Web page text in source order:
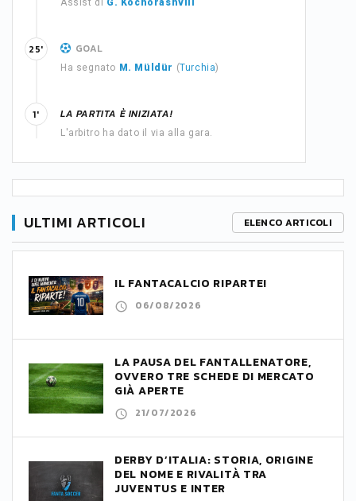
Assist di G. Kochorashvili
GOAL
Ha segnato M. Müldür (Turchia)
25'
LA PARTITA È INIZIATA!
L'arbitro ha dato il via alla gara.
1'
ULTIMI ARTICOLI ELENCO ARTICOLI
IL FANTACALCIO RIPARTE!
06/08/2026
LA PAUSA DEL FANTALLENATORE,
OVVERO TRE SCHEDE DI MERCATO
GIÀ APERTE
21/07/2026
DERBY D’ITALIA: STORIA, ORIGINE
DEL NOME E RIVALITÀ TRA
JUVENTUS E INTER